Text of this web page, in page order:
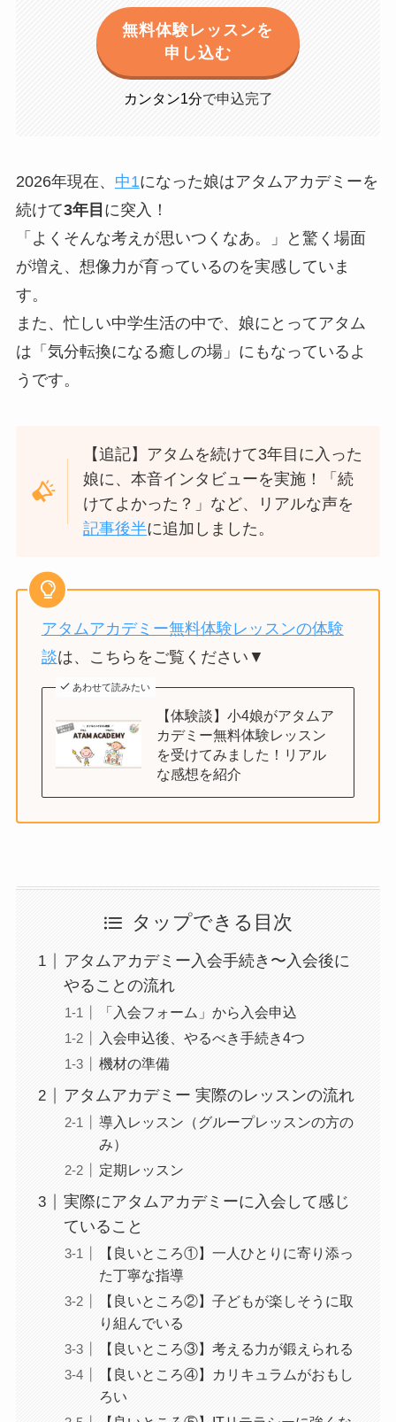
無料体験レッスンを
申し込む
カンタン1分で申込完了
2026年現在、 中1になった娘はアタムアカデミーを
続けて3年目 に突入！
「よくそんな考えが思いつくなあ。」と驚く場面
が増え、想像力が育っているのを実感していま
す。
また、忙しい中学生活の中で、娘にとってアタム
は「気分転換になる癒しの場」にもなっているよ
うです。
【追記】アタムを続けて3年目に入った
娘に、本音インタビューを実施！「続
けてよかった？」など、リアルな声を
記事後半に追加しました。
アタムアカデミー無料体験レッスンの体験
談は、こちらをご覧ください▼
あわせて読みたい
【体験談】小4娘がアタムア
カデミー無料体験レッスン
を受けてみました！リアル
な感想を紹介
タップできる目次
アタムアカデミー入会手続き〜入会後に
やることの流れ
「入会フォーム」から入会申込
入会申込後、やるべき手続き4つ
機材の準備
アタムアカデミー 実際のレッスンの流れ
導入レッスン（グループレッスンの方の
み）
定期レッスン
実際にアタムアカデミーに入会して感じ
ていること
【良いところ①】一人ひとりに寄り添っ
た丁寧な指導
【良いところ②】子どもが楽しそうに取
り組んでいる
【良いところ③】考える力が鍛えられる
【良いところ④】カリキュラムがおもし
ろい